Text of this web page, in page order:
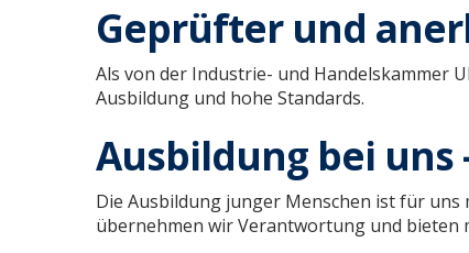
Geprüfter und
Als von der Industrie- und Handelskammer
Ausbildung und hohe Standards.
Ausbildung bei
Die Ausbildung junger Menschen ist für
übernehmen wir Verantwortung und